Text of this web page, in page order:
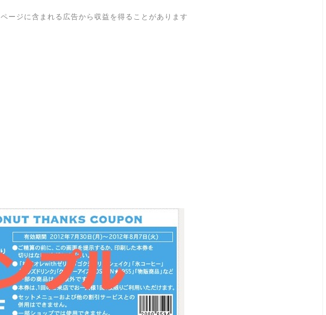
ページに含まれる広告から収益を得ることがあります